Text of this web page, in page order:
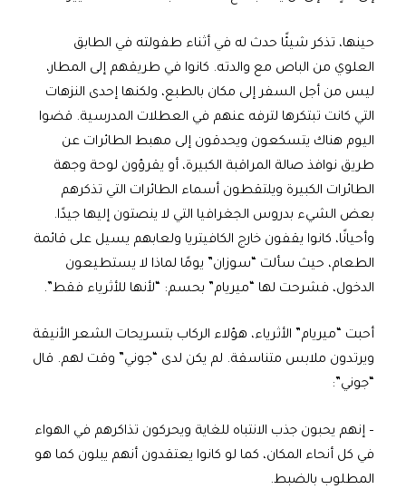
حينها، تذكر شيئًا حدث له في أثناء طفولته في الطابق
العلوي من الباص مع والدته. كانوا في طريقهم إلى المطار،
ليس من أجل السفر إلى مكان بالطبع، ولكنها إحدى النزهات
التي كانت تبتكرها لترفه عنهم في العطلات المدرسية. قضوا
اليوم هناك يتسكعون ويحدقون إلى مهبط الطائرات عن
طريق نوافذ صالة المراقبة الكبيرة، أو يقرؤون لوحة وجهة
الطائرات الكبيرة ويلتقطون أسماء الطائرات التي تذكرهم
بعض الشيء بدروس الجغرافيا التي لا ينصتون إليها جيدًا.
وأحيانًا، كانوا يقفون خارج الكافيتريا ولعابهم يسيل على قائمة
الطعام، حيث سألت “سوزان” يومًا لماذا لا يستطيعون
الدخول، فشرحت لها “ميريام” بحسم: “لأنها للأثرياء فقط”.
أحبت “ميريام” الأثرياء، هؤلاء الركاب بتسريحات الشعر الأنيقة
ويرتدون ملابس متناسقة. لم يكن لدى “جوني” وقت لهم. قال
“جوني”:
– إنهم يحبون جذب الانتباه للغاية ويحركون تذاكرهم في الهواء
في كل أنحاء المكان، كما لو كانوا يعتقدون أنهم يبلون كما هو
المطلوب بالضبط.